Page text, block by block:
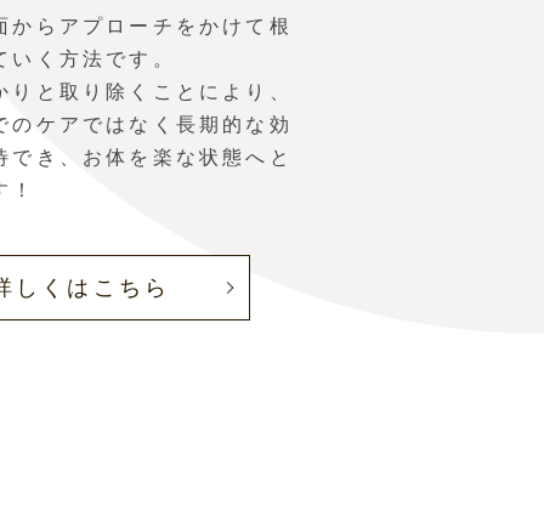
からアプローチをかけて根
く方法です。
りと取り除くことにより、
のケアではなく長期的な効
でき、お体を楽な状態へと
しくはこちら